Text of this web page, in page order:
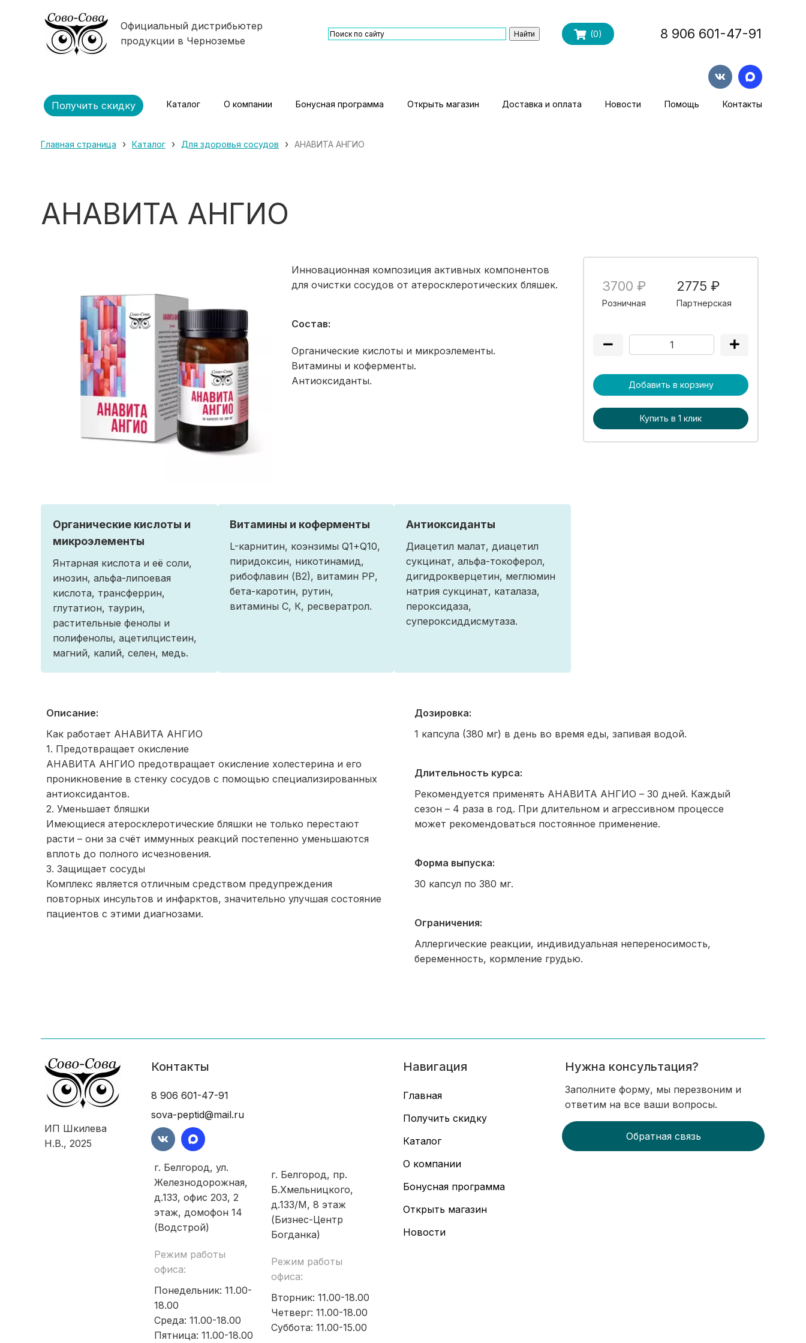
Официальный дистрибьютер
продукции в Черноземье
(0) 8 906 601-47-91
Получить скидку Каталог О компании Бонусная программа Открыть магазин Доставка и оплата Новости Помощь Контакты
Главная страница › Каталог › Для здоровья сосудов › АНАВИТА АНГИО
АНАВИТА АНГИО
Инновационная композиция активных компонентов
для очистки сосудов от атеросклеротических бляшек.
Состав:
Органические кислоты и микроэлементы.
Витамины и коферменты.
Антиоксиданты.
3700 ₽
Розничная
2775 ₽
Партнерская
Добавить в корзину
Купить в 1 клик
Органические кислоты и
микроэлементы
Янтарная кислота и её соли,
инозин, альфа-липоевая
кислота, трансферрин,
глутатион, таурин,
растительные фенолы и
полифенолы, ацетилцистеин,
магний, калий, селен, медь.
Витамины и коферменты
L-карнитин, коэнзимы Q1+Q10,
пиридоксин, никотинамид,
рибофлавин (В2), витамин РР,
бета-каротин, рутин,
витамины С, К, ресвератрол.
Антиоксиданты
Диацетил малат, диацетил
сукцинат, альфа-токоферол,
дигидрокверцетин, меглюмин
натрия сукцинат, каталаза,
пероксидаза,
супероксиддисмутаза.
Описание:
Как работает АНАВИТА АНГИО
1. Предотвращает окисление
АНАВИТА АНГИО предотвращает окисление холестерина и его
проникновение в стенку сосудов с помощью специализированных
антиоксидантов.
2. Уменьшает бляшки
Имеющиеся атеросклеротические бляшки не только перестают
расти – они за счёт иммунных реакций постепенно уменьшаются
вплоть до полного исчезновения.
3. Защищает сосуды
Комплекс является отличным средством предупреждения
повторных инсультов и инфарктов, значительно улучшая состояние
пациентов с этими диагнозами.
Дозировка:
1 капсула (380 мг) в день во время еды, запивая водой.
Длительность курса:
Рекомендуется применять АНАВИТА АНГИО – 30 дней. Каждый
сезон – 4 раза в год. При длительном и агрессивном процессе
может рекомендоваться постоянное применение.
Форма выпуска:
30 капсул по 380 мг.
Ограничения:
Аллергические реакции, индивидуальная непереносимость,
беременность, кормление грудью.
ИП Шкилева
Н.В., 2025
Контакты
8 906 601-47-91
sova-peptid@mail.ru
г. Белгород, ул.
Железнодорожная,
д.133, офис 203, 2
этаж, домофон 14
(Водстрой)
Режим работы
офиса:
Понедельник: 11.00-
18.00
Среда: 11.00-18.00
Пятница: 11.00-18.00
г. Белгород, пр.
Б.Хмельницкого,
д.133/М, 8 этаж
(Бизнес-Центр
Богданка)
Режим работы
офиса:
Вторник: 11.00-18.00
Четверг: 11.00-18.00
Суббота: 11.00-15.00
Навигация
Главная
Получить скидку
Каталог
О компании
Бонусная программа
Открыть магазин
Новости
Нужна консультация?
Заполните форму, мы перезвоним и
ответим на все ваши вопросы.
Обратная связь